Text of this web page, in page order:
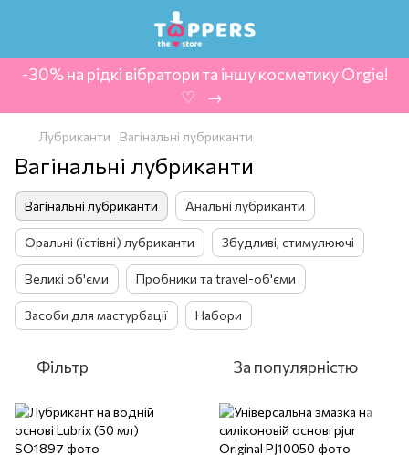
-30% на рідкі вібратори та іншу косметику Orgie!
‍ ♡ ‍ → ‍
Лубриканти Вагінальні лубриканти
Вагінальні лубриканти
Вагінальні лубриканти Анальні лубриканти
Оральні (їстівні) лубриканти Збудливі, стимулюючі
Великі об'єми Пробники та travel-об'єми
Засоби для мастурбації Набори
Фільтр За популярністю